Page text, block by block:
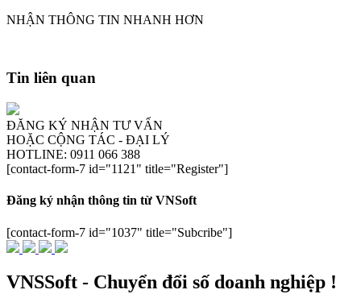
NHẬN THÔNG TIN NHANH HƠN
Tin liên quan
ĐĂNG KÝ NHẬN TƯ VẤN
HOẶC CỘNG TÁC - ĐẠI LÝ
HOTLINE: 0911 066 388
[contact-form-7 id="1121" title="Register"]
Đăng ký nhận thông tin từ VNSoft
[contact-form-7 id="1037" title="Subcribe"]
VNSSoft - Chuyển đổi số doanh nghiệp !